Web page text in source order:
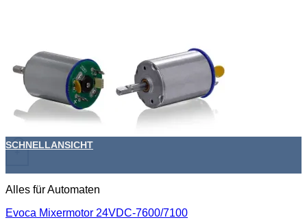
+
SCHNELLANSICHT
Alles für Automaten
Evoca Mixermotor 24VDC-7600/7100